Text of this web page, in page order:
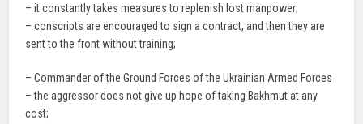
– it constantly takes measures to replenish lost manpower;
– conscripts are encouraged to sign a contract, and then they are
sent to the front without training;
– Commander of the Ground Forces of the Ukrainian Armed Forces
– the aggressor does not give up hope of taking Bakhmut at any
cost;